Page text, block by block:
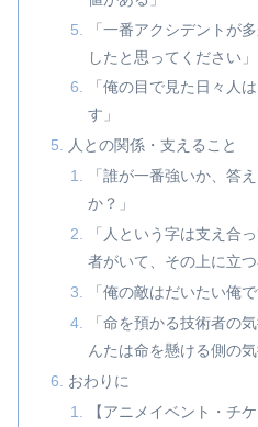
「一番アクシデント
したと思ってください」
「俺の目で見た日々人
す」
人との関係・支えること
「誰が一番強いか、答
か？」
「人という字は支え合
者がいて、その上に立つ
「俺の敵はだいたい俺で
「命を預かる技術者の
んたは命を懸ける側の
おわりに
【アニメイベント・チケ